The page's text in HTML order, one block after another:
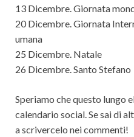
13 Dicembre. Giornata
20 Dicembre. Giornata
umana
25 Dicembre. Natale
26 Dicembre. Santo Stefano
Speriamo che questo lungo
calendario social. Se sai di
a scrivercelo nei commenti!